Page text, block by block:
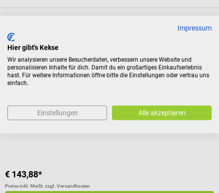
Kunden kauften auch
€ 143,88*
Preise inkl. MwSt. zzgl. Versandkosten
Impressum
Hier gibt's Kekse
Wir analysieren unsere Besucherdaten, verbessern unsere Website und
personalisieren Inhalte für dich. Damit du ein großartiges Einkaufserlebnis
hast. Für weitere Informationen öffne bitte die Einstellungen oder vertrau uns
einfach.
Einstellungen Alle akzeptieren